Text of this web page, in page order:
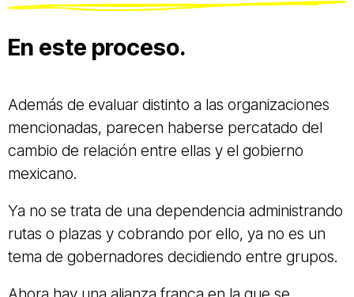
En este proceso.
Además de evaluar distinto a las organizaciones
mencionadas, parecen haberse percatado del
cambio de relación entre ellas y el gobierno
mexicano.
Ya no se trata de una dependencia administrando
rutas o plazas y cobrando por ello, ya no es un
tema de gobernadores decidiendo entre grupos.